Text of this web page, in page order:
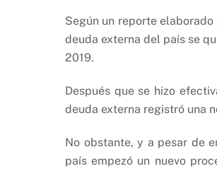
Según un reporte
deuda externa del país se
2019.
Después que se hizo
deuda externa registró una
No obstante, y a pesar de
país empezó un nuevo